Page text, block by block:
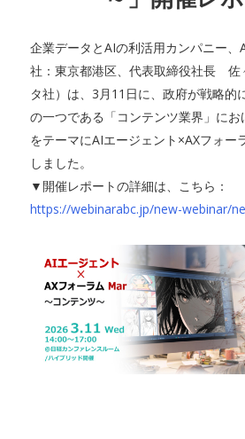
企業データとAIの利活用カンパニー、
社：東京都港区、代表取締役社長 佐
タ社）は、3月11日に、政府が戦略的
の一つである「コンテンツ業界」にお
をテーマにAIエージェント×AXフォー
しました。
▼開催レポートの詳細は、こちら：
https://webinarabc.jp/new-webinar/